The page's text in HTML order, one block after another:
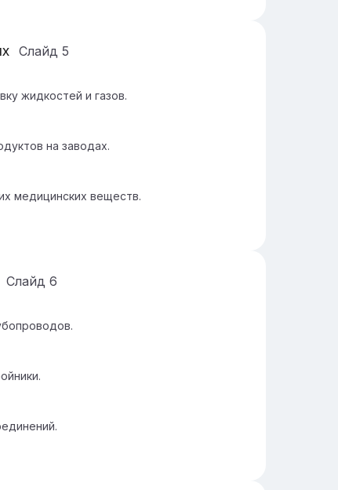
Слайд 5
жидкостей и газов.
на заводах.
медицинских веществ.
Слайд 6